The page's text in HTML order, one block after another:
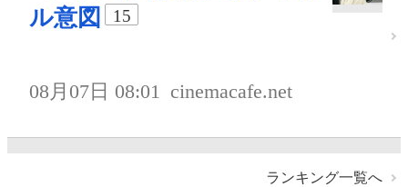
ル意図
15
08月07日 08:01 cinemacafe.net
ランキング一覧へ